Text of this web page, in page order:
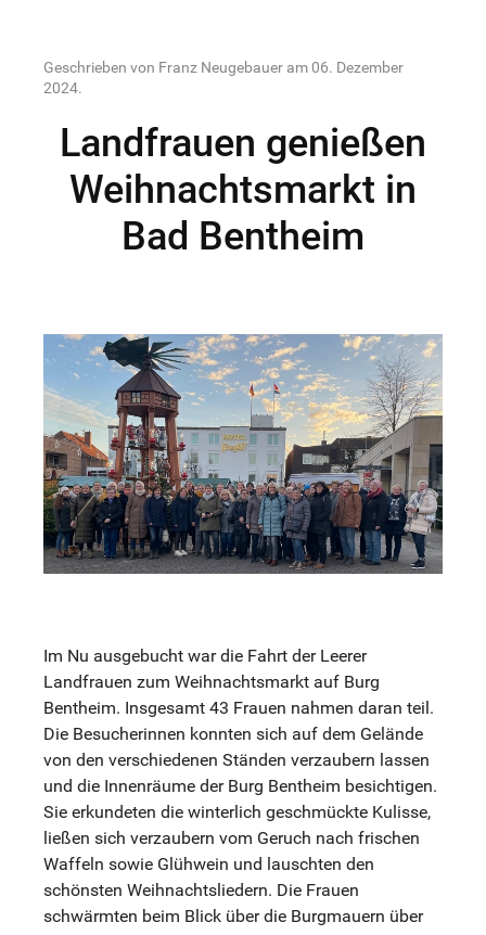
Geschrieben von Franz Neugebauer am06. Dezember
2024.
Landfrauen genießen
Weihnachtsmarkt in
Bad Bentheim
Im Nu ausgebucht war die Fahrt der Leerer
Landfrauen zum Weihnachtsmarkt auf Burg
Bentheim. Insgesamt 43 Frauen nahmen daran teil.
Die Besucherinnen konnten sich auf dem Gelände
von den verschiedenen Ständen verzaubern lassen
und die Innenräume der Burg Bentheim besichtigen.
Sie erkundeten die winterlich geschmückte Kulisse,
ließen sich verzaubern vom Geruch nach frischen
Waffeln sowie Glühwein und lauschten den
schönsten Weihnachtsliedern. Die Frauen
schwärmten beim Blick über die Burgmauern über